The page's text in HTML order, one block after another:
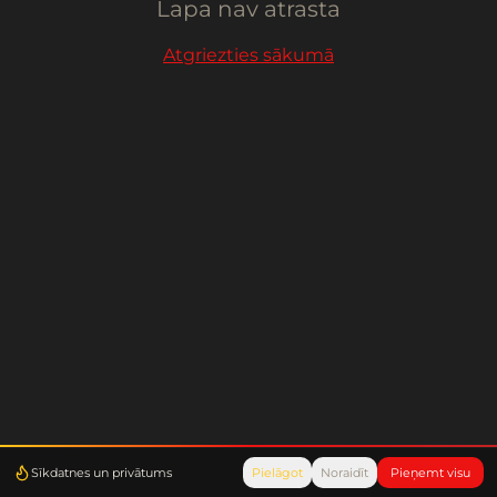
Sīkdatnes un privātums Pielāgot Noraidīt Pieņemt visu
Lapa nav atrasta
Atgriezties sākumā